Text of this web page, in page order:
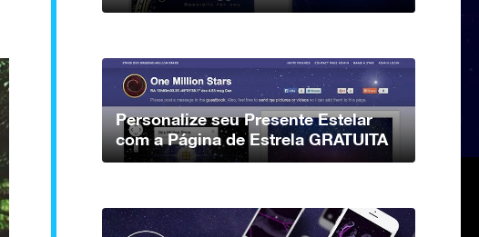
Personalize seu Presente Estelar
com a Página de Estrela GRATUITA